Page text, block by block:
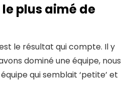
plus aimé de
le résultat qui compte. Il y
dominé une équipe, nous
qui semblait ‘petite’ et